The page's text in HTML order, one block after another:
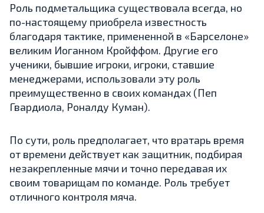
Роль подметальщика существовала всегда, но
по-настоящему приобрела известность
благодаря тактике, примененной в «Барселоне»
великим Иоганном Кройффом. Другие его
ученики, бывшие игроки, игроки, ставшие
менеджерами, использовали эту роль
преимущественно в своих командах (Пеп
Гвардиола, Роналду Куман).
По сути, роль предполагает, что вратарь время
от времени действует как защитник, подбирая
незакрепленные мячи и точно передавая их
своим товарищам по команде. Роль требует
отличного контроля мяча.